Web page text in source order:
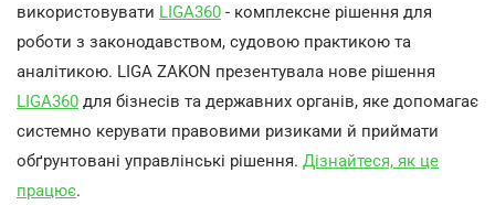
використовувати LIGA360 - комплексне рішення для
роботи з законодавством, судовою практикою та
аналітикою. LIGA ZAKON презентувала нове рішення
LIGA360 для бізнесів та державних органів, яке допомагає
системно керувати правовими ризиками й приймати
обґрунтовані управлінські рішення. Дізнайтеся, як це
працює.